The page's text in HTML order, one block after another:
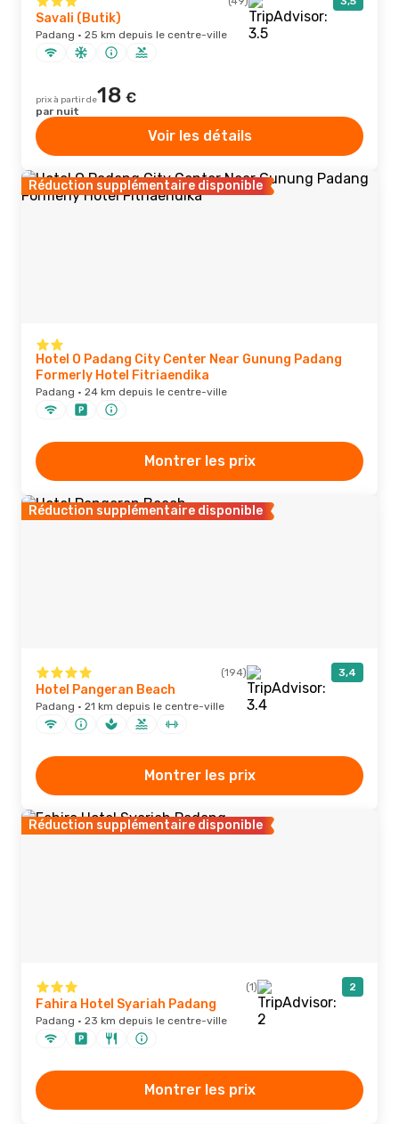
Savali (Butik)
Padang · 25 km depuis le centre-ville
prix à partir de18 €
par nuit
Voir les détails
Réduction supplémentaire disponible
Hotel O Padang City Center Near Gunung Padang
Formerly Hotel Fitriaendika
Padang · 24 km depuis le centre-ville
Montrer les prix
Réduction supplémentaire disponible
(194) 3,4
Hotel Pangeran Beach
Padang · 21 km depuis le centre-ville
Montrer les prix
Réduction supplémentaire disponible
(1) 2
Fahira Hotel Syariah Padang
Padang · 23 km depuis le centre-ville
Montrer les prix